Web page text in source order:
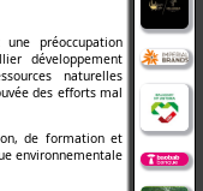
préoccupation
développement
naturelles
des efforts mal
de formation et
environnementale